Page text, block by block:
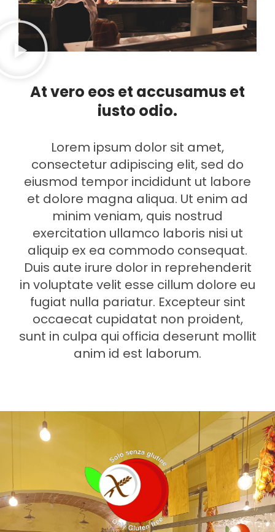
At vero eos et accusamus et
iusto odio.
Lorem ipsum dolor sit amet,
consectetur adipiscing elit, sed do
eiusmod tempor incididunt ut labore
et dolore magna aliqua. Ut enim ad
minim veniam, quis nostrud
exercitation ullamco laboris nisi ut
aliquip ex ea commodo consequat.
Duis aute irure dolor in reprehenderit
in voluptate velit esse cillum dolore eu
fugiat nulla pariatur. Excepteur sint
occaecat cupidatat non proident,
sunt in culpa qui officia deserunt mollit
anim id est laborum.